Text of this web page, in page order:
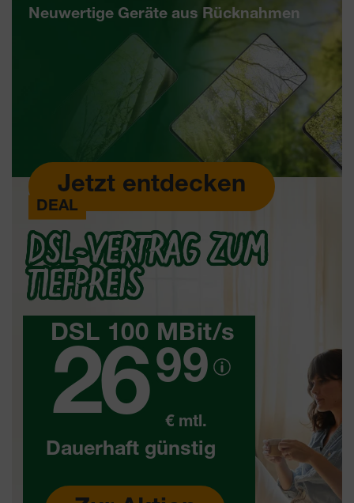
Neuwertige Geräte aus Rücknahmen
Jetzt entdecken
€
sparen
100
statt50MBit/s
3
DEAL
DSL-VERTRAG ZUM
TIEFPREIS
DSL 100 MBit/s
2699
€ mtl.
Dauerhaft günstig